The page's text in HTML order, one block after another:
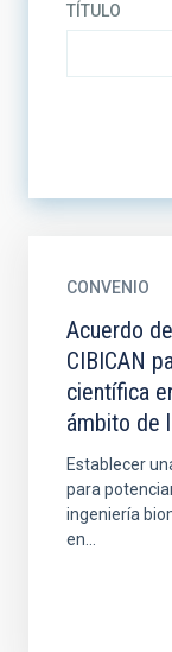
TÍTULO
CONVENIO
Acuerdo
CIBICAN
científica
ámbito de
Establecer
para
ingeniería
en...